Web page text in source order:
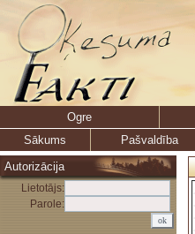
Ogre
Sākums
Pašvaldība
Autorizācija
Lietotājs:
Parole: